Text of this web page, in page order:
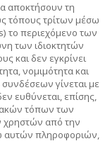
αποκτήσουν τη
τόπους τρίτων μέσω
το περιεχόμενο των
των ιδιοκτητών
και δεν εγκρίνει
νομιμότητα και
γίνεται με
ευθύνεται, επίσης,
τόπων των
χρηστών από την
αυτών πληροφοριών,